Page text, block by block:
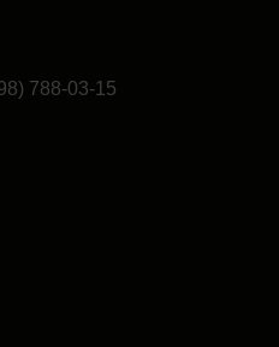
788-03-15